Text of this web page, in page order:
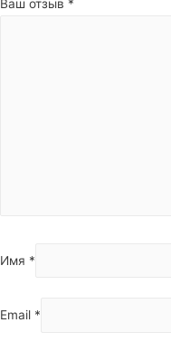
Ваш отзыв *
Имя *
Email *